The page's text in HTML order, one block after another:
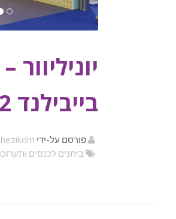
יוניליוור –
בייבילנד 2022
פורסם על-ידי hezikdm
ביתנים לכנסים